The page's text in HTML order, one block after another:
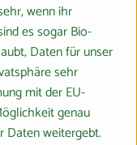
Klick
wenn ihr
es sogar Bio-
Daten für unser
sehr
mit der EU-
genau
Daten weitergebt.